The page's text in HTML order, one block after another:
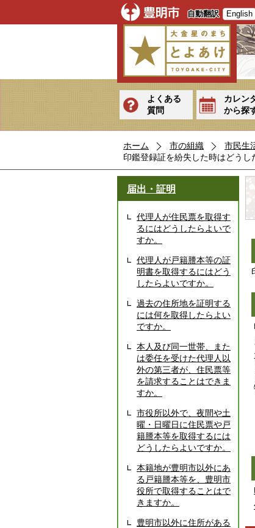
自動翻訳 English
よくある
質問
カレン
から探
ホーム 市の組織 市民生
印鑑登録証を紛失した時はどうし
届出・証明
代理人が住民票を取得す
るにはどうしたらよいで
すか。
代理人が戸籍謄本等の証
明書を取得するにはどう
したらよいですか。
過去の住所地を証明する
には何を取得したらよい
ですか。
本人及び同一世帯、また
は委任を受けた代理人以
外の第三者が、住民票等
を請求することはできま
すか。
市役所以外で、夜間や土
曜・日曜日に住民票や戸
籍謄本等を取得するには
どうしたらよいですか。
本籍地が豊明市以外にあ
る戸籍謄本等を、豊明市
役所で取得することはで
きますか。
豊明市以外に住所がある